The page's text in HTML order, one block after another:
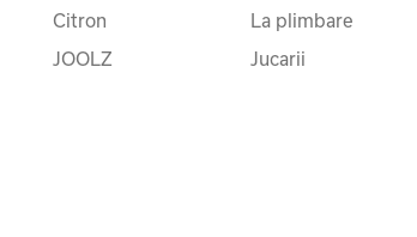
Citron
JOOLZ
La plimbare
Jucarii